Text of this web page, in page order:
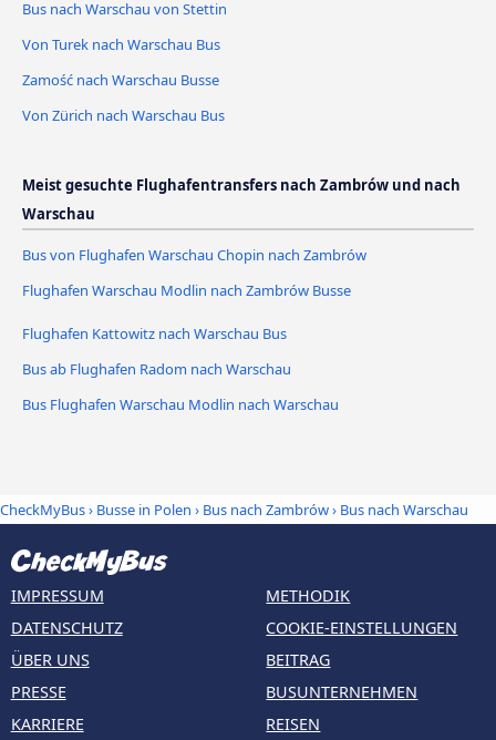
Bus nach Warschau von Stettin
Von Turek nach Warschau Bus
Zamość nach Warschau Busse
Von Zürich nach Warschau Bus
Meist gesuchte Flughafentransfers nach Zambrów und nach
Warschau
Bus von Flughafen Warschau Chopin nach Zambrów
Flughafen Warschau Modlin nach Zambrów Busse
Flughafen Kattowitz nach Warschau Bus
Bus ab Flughafen Radom nach Warschau
Bus Flughafen Warschau Modlin nach Warschau
CheckMyBus› Busse in Polen › Bus nach Zambrów› Bus nach Warschau
IMPRESSUM
DATENSCHUTZ
ÜBER UNS
PRESSE
KARRIERE
METHODIK
COOKIE-EINSTELLUNGEN
BEITRAG
BUSUNTERNEHMEN
REISEN